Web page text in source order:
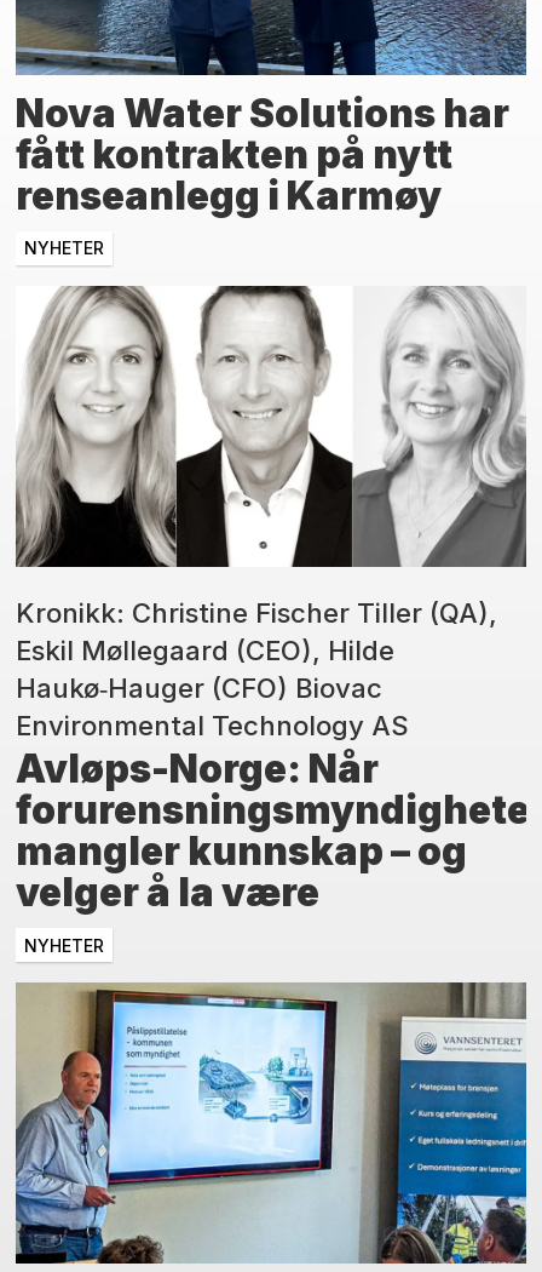
Nova Water Solutions har
fått kontrakten på nytt
renseanlegg i Karmøy
NYHETER
Kronikk: Christine Fischer Tiller (QA),
Eskil Møllegaard (CEO), Hilde
Haukø‑Hauger (CFO) Biovac
Environmental Technology AS
Avløps-Norge: Når
mangler kunnskap – og
velger å la være
NYHETER